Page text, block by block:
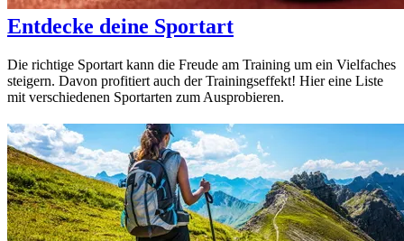
Entdecke deine Sportart
Die richtige Sportart kann die Freude am Training um ein Vielfaches
steigern. Davon profitiert auch der Trainingseffekt! Hier eine Liste
mit verschiedenen Sportarten zum Ausprobieren.